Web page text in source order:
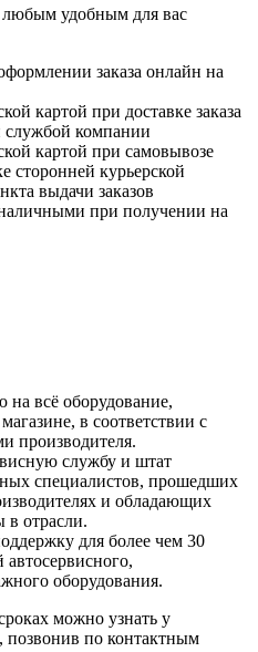
удобным для вас
заказа онлайн на
картой при доставке заказа
службой компании
картой при самовывозе
сторонней курьерской
выдачи заказов
при получении на
на всё оборудование,
в соответствии с
производителя.
службу и штат
специалистов, прошедших
и обладающих
отрасли.
для более чем 30
автосервисного,
оборудования.
можно узнать у
позвонив по контактным